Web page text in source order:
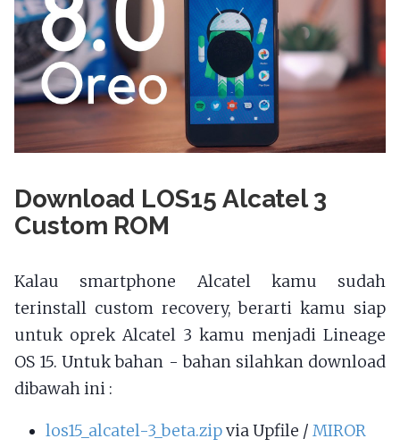
Download LOS15 Alcatel 3
Custom ROM
Kalau smartphone Alcatel kamu sudah
terinstall custom recovery, berarti kamu siap
untuk oprek Alcatel 3 kamu menjadi Lineage
OS 15. Untuk bahan - bahan silahkan download
dibawah ini :
los15_alcatel-3_beta.zipvia Upfile /MIROR